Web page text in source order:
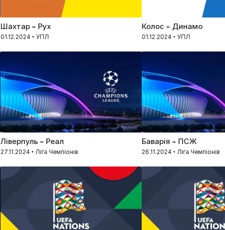
Шахтар – Рух
01.12.2024 • УПЛ
Колос – Динамо
01.12.2024 • УПЛ
Ліверпуль – Реал
27.11.2024 • Ліга Чемпіонів
Баварія – ПСЖ
26.11.2024 • Ліга Чемпіонів